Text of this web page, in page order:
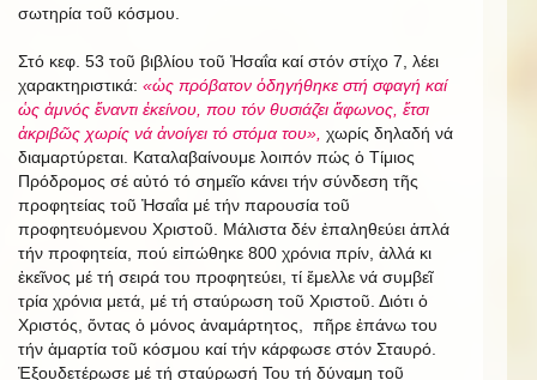
σωτηρία τοῦ κόσμου.
Στό κεφ. 53 τοῦ βιβλίου τοῦ Ἠσαΐα καί στόν στίχο 7, λέει
χαρακτηριστικά: «ὡς πρόβατον ὁδηγήθηκε στή σφαγή καί
ὡς ἀμνός ἔναντι ἐκείνου, που τόν θυσιάζει ἄφωνος, ἔτσι
ἀκριβῶς χωρίς νά ἀνοίγει τό στόμα του», χωρίς δηλαδή νά
διαμαρτύρεται. Καταλαβαίνουμε λοιπόν πώς ὁ Τίμιος
Πρόδρομος σέ αὐτό τό σημεῖο κάνει τήν σύνδεση τῆς
προφητείας τοῦ Ἠσαΐα μέ τήν παρουσία τοῦ
προφητευόμενου Χριστοῦ. Μάλιστα δέν ἐπαληθεύει ἁπλά
τήν προφητεία, πού εἰπώθηκε 800 χρόνια πρίν, ἀλλά κι
ἐκεῖνος μέ τή σειρά του προφητεύει, τί ἔμελλε νά συμβεῖ
τρία χρόνια μετά, μέ τή σταύρωση τοῦ Χριστοῦ. Διότι ὁ
Χριστός, ὄντας ὁ μόνος ἀναμάρτητος, πῆρε ἐπάνω του
τήν ἁμαρτία τοῦ κόσμου καί τήν κάρφωσε στόν Σταυρό.
Ἐξουδετέρωσε μέ τή σταύρωσή Του τή δύναμη τοῦ